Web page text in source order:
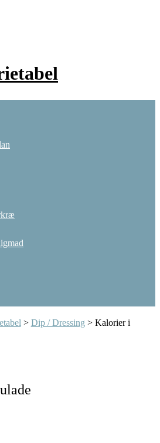
> Dip / Dressing > Kalorier i